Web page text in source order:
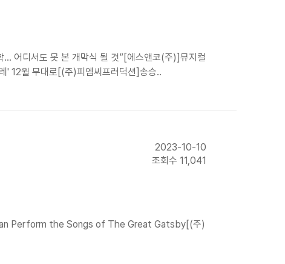
어디서도 못 본 개막식 될 것”[에스앤코(주)]뮤지컬
' 12월 무대로[(주)피엠씨프러덕션]송승..
2023-10-10
조회수 11,041
Perform the Songs of The Great Gatsby[(주)